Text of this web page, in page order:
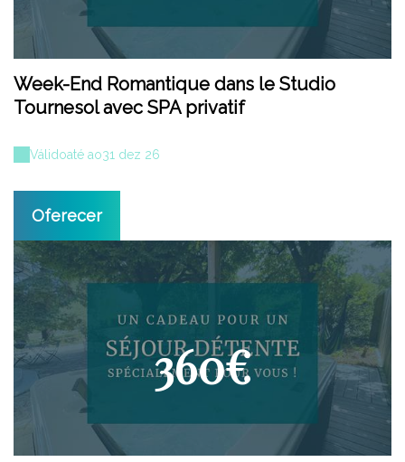
Week-End Romantique dans le Studio
Tournesol avec SPA privatif
Válidoaté ao31 dez 26
Oferecer
360€